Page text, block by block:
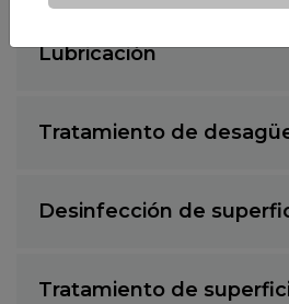
Lubricación
Tratamiento de
Desinfección de
Tratamiento de